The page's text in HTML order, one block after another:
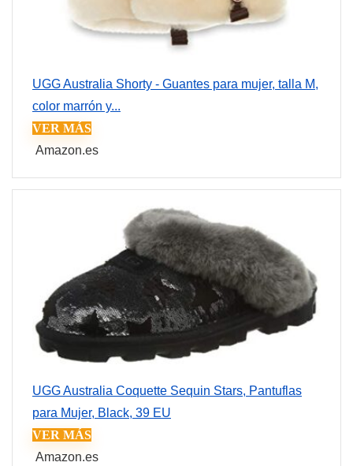
UGG Australia Shorty - Guantes para mujer, talla M,
color marrón y...
VER MÁS
Amazon.es
UGG Australia Coquette Sequin Stars, Pantuflas
para Mujer, Black, 39 EU
VER MÁS
Amazon.es